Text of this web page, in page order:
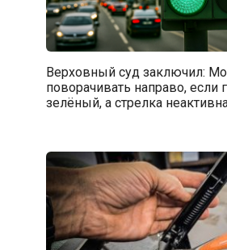
Верховный суд заключил:
поворачивать направо, если
зелёный, а стрелка